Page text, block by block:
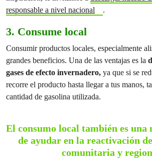
responsable a nivel nacional
.
3. Consume local
Consumir productos locales, especialmente
grandes beneficios. Una de las ventajas es la
gases de efecto invernadero, ya que si se
recorre el producto hasta llegar a tus manos,
cantidad de gasolina utilizada.
El consumo local también es una
de ayudar en la reactivación
comunitaria y